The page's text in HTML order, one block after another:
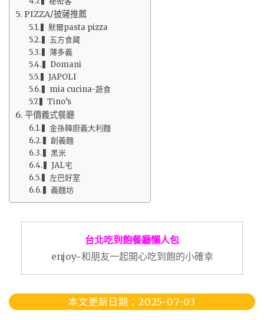
PIZZA/披薩推薦
▍默爾pasta pizza
▍五方食藏
▍薄多義
▍Domani
▍JAPOLI
▍mia cucina-蔬食
▍Tino’s
平價義式餐廳
▍金孫韓廚義大利麵
▍創義麵
▍黑米
▍JAL宅
▍左巴好室
▍義麵坊
台北吃到飽餐廳懶人包
enjoy~和朋友一起開心吃到飽的小確幸
本文更新日期：2025-07-03